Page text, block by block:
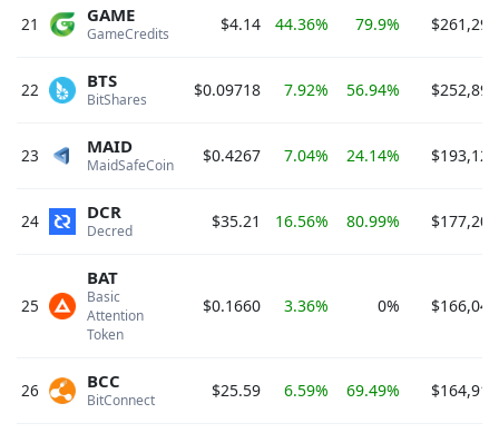
21 GameCredits
GAME $4.14 44.36% 79.9%
22 BitShares
BTS $0.09718 7.92% 56.94%
23 MaidSafeCoin
MAID $0.4267 7.04% 24.14%
24 Decred
DCR $35.21 16.56% 80.99%
25
Basic
Attention
Token
BAT
$0.1660 3.36% 0%
26 BitConnect
BCC $25.59 6.59% 69.49%